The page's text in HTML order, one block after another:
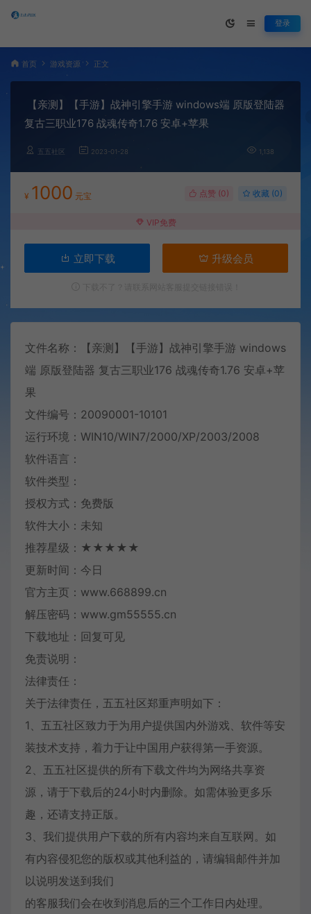
登录
首页 游戏资源 正文
【亲测】【手游】战神引擎手游 windows端 原版登陆器
复古三职业176 战魂传奇1.76 安卓+苹果
五五社区 2023-01-28 1,138
¥ 1000 元宝 点赞 (0) 收藏 (0)
VIP免费
立即下载 升级会员
文件名称：【亲测】【手游】战神引擎手游 windows
端 原版登陆器 复古三职业176 战魂传奇1.76 安卓+苹
果
文件编号：20090001-10101
运行环境：WIN10/WIN7/2000/XP/2003/2008
软件语言：
软件类型：
授权方式：免费版
软件大小：未知
推荐星级：★★★★★
更新时间：今日
官方主页：www.668899.cn
解压密码：www.gm55555.cn
下载地址：回复可见
免责说明：
法律责任：
关于法律责任，五五社区郑重声明如下：
1、五五社区致力于为用户提供国内外游戏、软件等安
装技术支持，着力于让中国用户获得第一手资源。
2、五五社区提供的所有下载文件均为网络共享资
源，请于下载后的24小时内删除。如需体验更多乐
趣，还请支持正版。
3、我们提供用户下载的所有内容均来自互联网。如
有内容侵犯您的版权或其他利益的，请编辑邮件并加
以说明发送到我们
的客服我们会在收到消息后的三个工作日内处理。